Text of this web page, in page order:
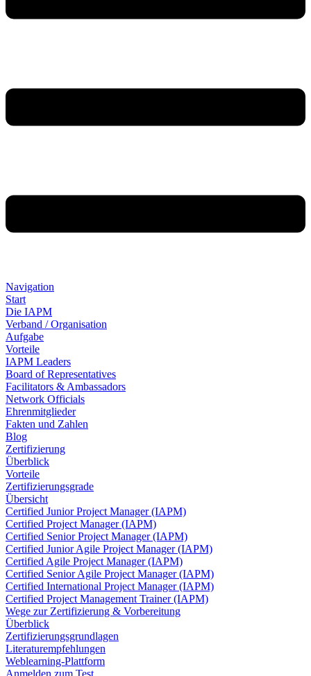
Navigation
Start
Die IAPM
Verband / Organisation
Aufgabe
Vorteile
IAPM Leaders
Board of Representatives
Facilitators & Ambassadors
Network Officials
Ehrenmitglieder
Fakten und Zahlen
Blog
Zertifizierung
Überblick
Vorteile
Zertifizierungsgrade
Übersicht
Certified Junior Project Manager (IAPM)
Certified Project Manager (IAPM)
Certified Senior Project Manager (IAPM)
Certified Junior Agile Project Manager (IAPM)
Certified Agile Project Manager (IAPM)
Certified Senior Agile Project Manager (IAPM)
Certified International Project Manager (IAPM)
Certified Project Management Trainer (IAPM)
Wege zur Zertifizierung & Vorbereitung
Überblick
Zertifizierungsgrundlagen
Literaturempfehlungen
Weblearning-Plattform